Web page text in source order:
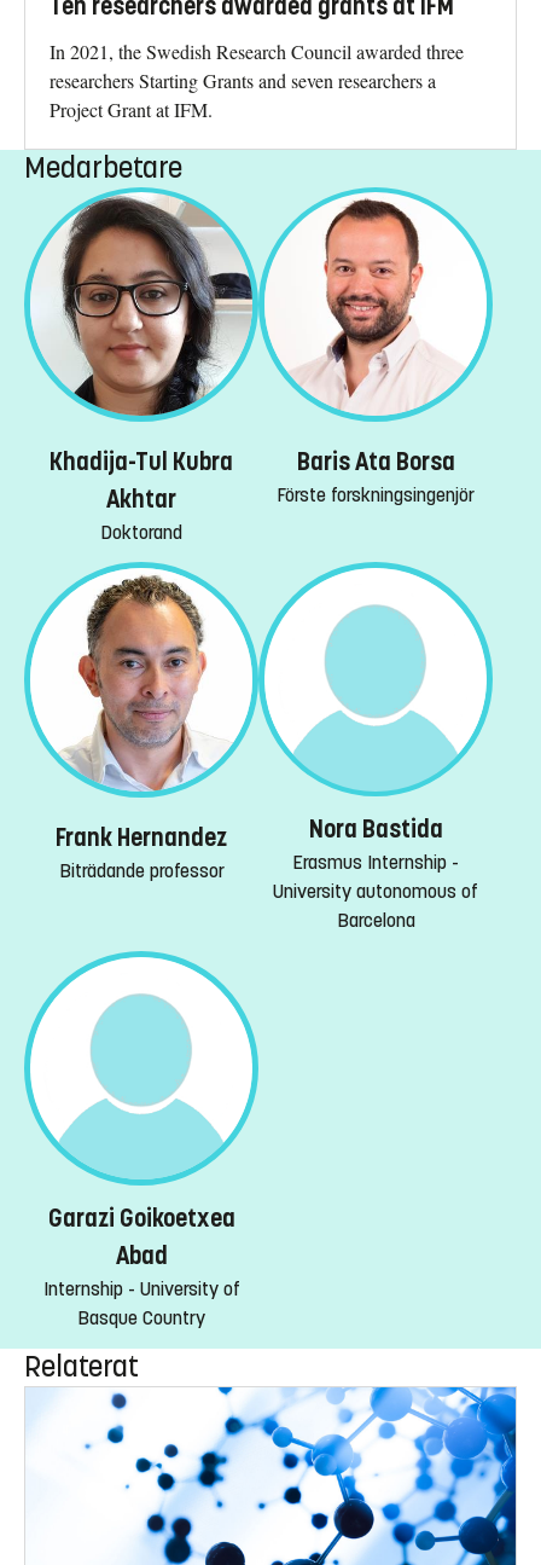
Ten researchers awarded grants at IFM
In 2021, the Swedish Research Council awarded three
researchers Starting Grants and seven researchers a
Project Grant at IFM.
Medarbetare
Khadija-Tul Kubra
Akhtar
Doktorand
Baris Ata Borsa
Förste forskningsingenjör
Frank Hernandez
Biträdande professor
Nora Bastida
Erasmus Internship -
University autonomous of
Barcelona
Garazi Goikoetxea
Abad
Internship - University of
Basque Country
Relaterat